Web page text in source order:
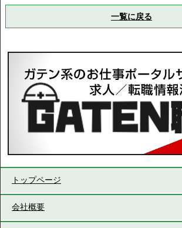
一覧に戻る
トップページ
会社概要